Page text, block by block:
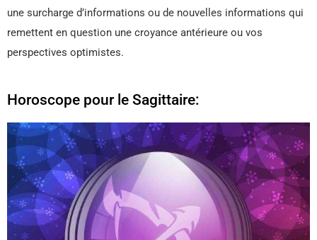
une surcharge d’informations ou de nouvelles informations qui
remettent en question une croyance antérieure ou vos
perspectives optimistes.
Horoscope pour le Sagittaire: